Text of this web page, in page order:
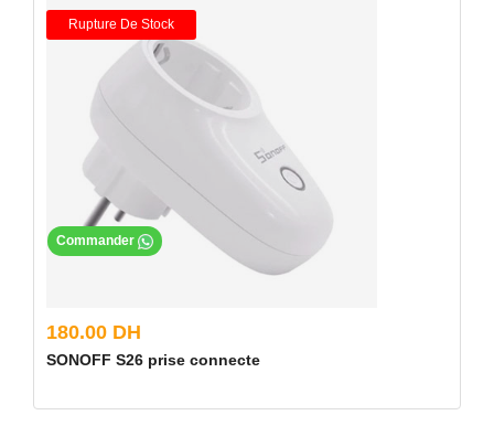
Rupture De Stock
180.00 DH
SONOFF S26 prise connecte
Commander